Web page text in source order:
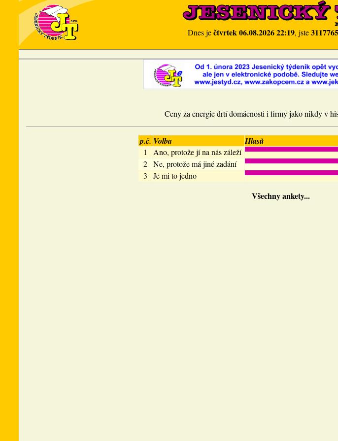
Dnes ječtvrtek 06.08.2026 22:19, jste
Ceny za energie drtí domácnosti i firmy jako nikdy v
p.č. Volba Hlasů
1 Ano, protože jí na nás záleží
2 Ne, protože má jiné zadání
3 Je mi to jedno
Všechny ankety...